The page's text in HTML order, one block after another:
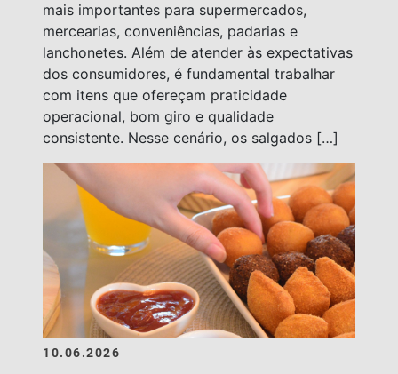
mais importantes para supermercados,
mercearias, conveniências, padarias e
lanchonetes. Além de atender às expectativas
dos consumidores, é fundamental trabalhar
com itens que ofereçam praticidade
operacional, bom giro e qualidade
consistente. Nesse cenário, os salgados […]
10.06.2026